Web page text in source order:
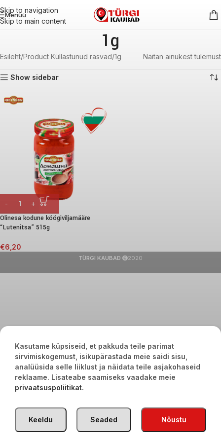
Skip to navigation
Skip to main content
Menüü
1g
Esileht Product Küllastunud rasvad 1g Näitan ainukest tulemust
Show sidebar
Olinesa kodune köögiviljamääre
“Lutenitsa” 515g
€6,20
TÜRGI KAUBAD 2020
Kasutame küpsiseid, et pakkuda teile parimat
sirvimiskogemust, isikupärastada meie saidi sisu,
analüüsida selle liiklust ja näidata teile asjakohaseid
reklaame. Lisateabe saamiseks vaadake meie
privaatsuspoliitikat.
Nõustu
Seaded
Keeldu